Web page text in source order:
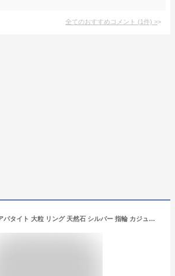
全てのおすすめコメント (1件) >
sign グリーンアパタイト 大粒 リング 天然石 シルバー 指輪 カジュアル インド 天然石リング カボション シンプル 誕生日 大人かわいい 一粒 ギフト プレゼント ラグジュアリー ブルーグリーン パワーストーン ご褒美 ジュエリー